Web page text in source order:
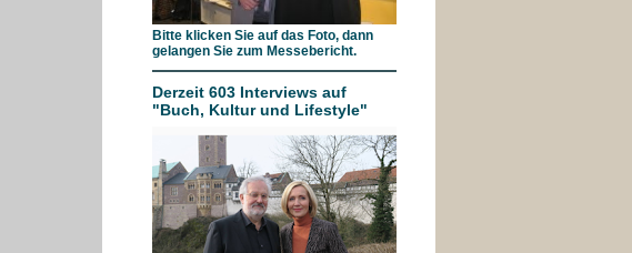
Bitte klicken Sie auf das Foto, dann
gelangen Sie zum Messebericht.
Derzeit 603 Interviews auf
"Buch, Kultur und Lifestyle"